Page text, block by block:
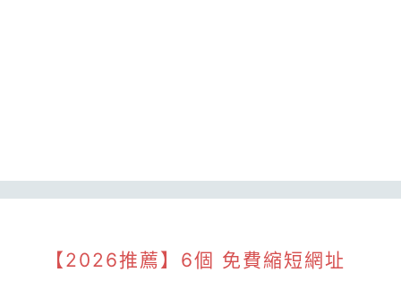
【2026推薦】6個 免費縮短網址